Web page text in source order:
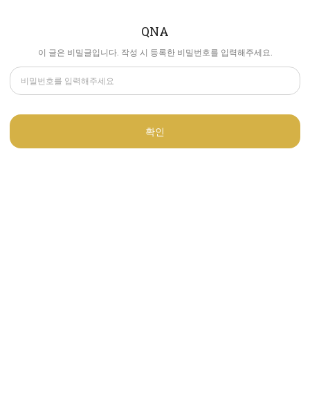
QNA
이 글은 비밀글입니다. 작성 시 등록한 비밀번호를 입력해주세요.
확인